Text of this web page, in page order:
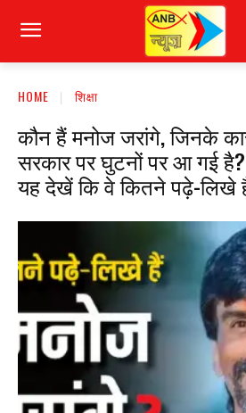
HOME शिक्षा
कौन हैं मनोज जरांगे, जिनके
सरकार पर घुटनों पर आ गई
यह देखें कि वे कितने पढ़े-लिखे